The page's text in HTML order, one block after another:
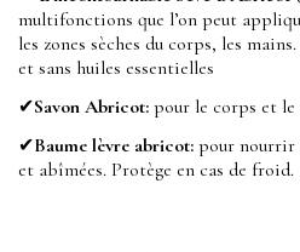
multifonctions que l’on peut
les zones sèches du corps, les
et sans huiles essentielles
✔Savon Abricot: pour le corps et le
✔Baume lèvre abricot: pour nourrir
et abîmées. Protège en cas de froid.